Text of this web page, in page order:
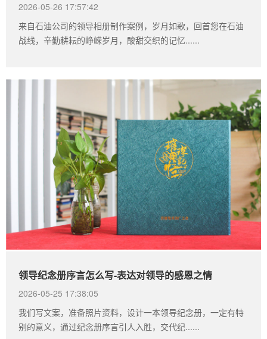
2026-05-26 17:57:42
来自石油公司的领导相册制作案例，岁月如歌，回首您在石油
战线，辛勤耕耘的峥嵘岁月，酸甜交织的记忆......
领导纪念册序言怎么写-表达对领导的感恩之情
2026-05-25 17:38:05
我们写文案，准备照片资料，设计一本领导纪念册，一定有特
别的意义，通过纪念册序言引人入胜，交代纪......